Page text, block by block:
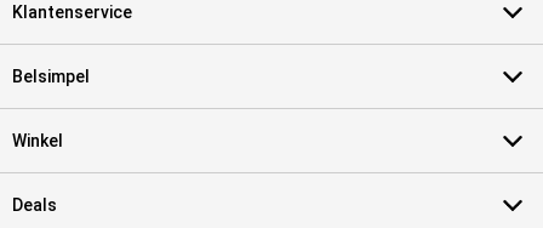
Klantenservice
Belsimpel
Winkel
Deals